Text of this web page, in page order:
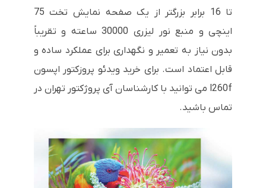
تا 16 برابر بزرگتر از یک صفحه نمایش تخت 75
اینچی و منبع نور لیزری 30000 ساعته و تقریباً
بدون نیاز به تعمیر و نگهداری برای عملکرد ساده و
قابل اعتماد است. برای خرید ویدئو پروزکتور اپسون
l260f می توانید با کارشناسان آی پروژکتور تهران در
تماس باشید.